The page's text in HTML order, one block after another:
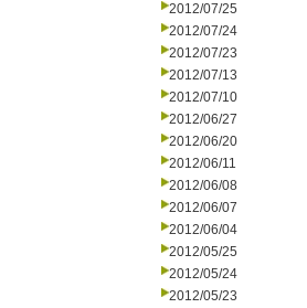
2012/07/25
2012/07/24
2012/07/23
2012/07/13
2012/07/10
2012/06/27
2012/06/20
2012/06/11
2012/06/08
2012/06/07
2012/06/04
2012/05/25
2012/05/24
2012/05/23